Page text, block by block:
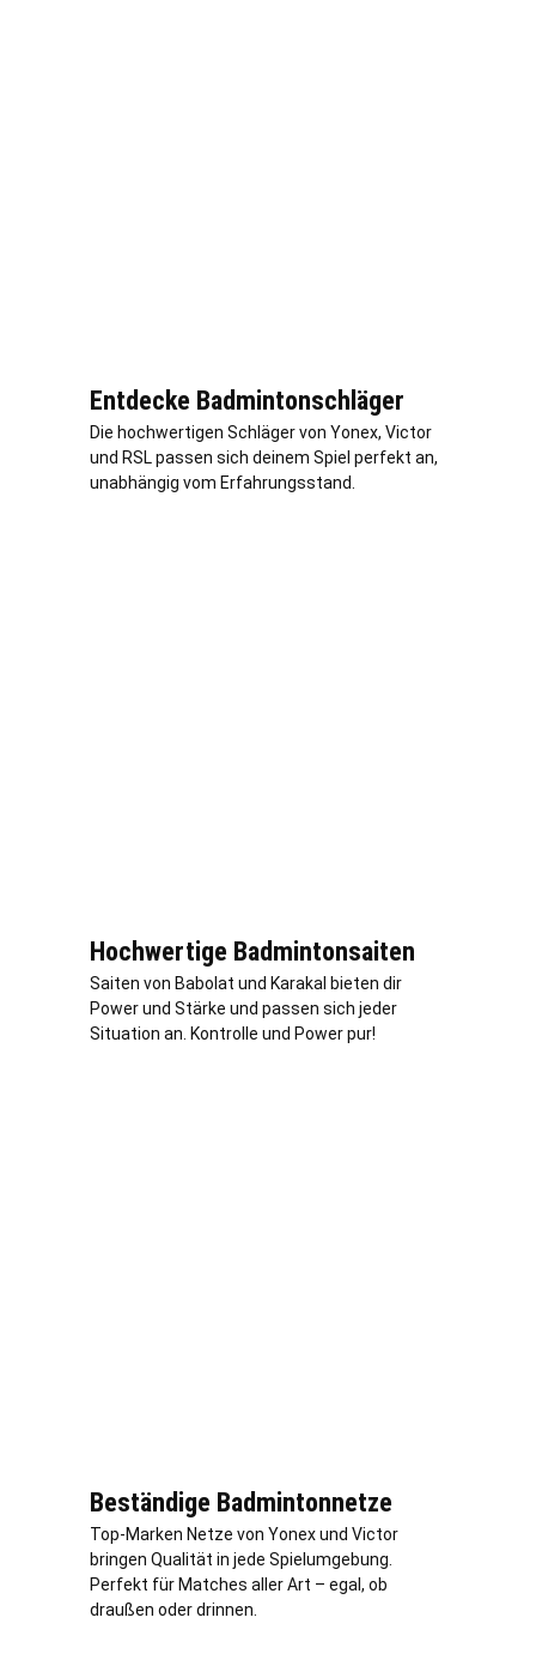
Entdecke Badmintonschläger
Die hochwertigen Schläger von Yonex, Victor
und RSL passen sich deinem Spiel perfekt an,
unabhängig vom Erfahrungsstand.
Hochwertige Badmintonsaiten
Saiten von Babolat und Karakal bieten dir
Power und Stärke und passen sich jeder
Situation an. Kontrolle und Power pur!
Beständige Badmintonnetze
Top-Marken Netze von Yonex und Victor
bringen Qualität in jede Spielumgebung.
Perfekt für Matches aller Art – egal, ob
draußen oder drinnen.